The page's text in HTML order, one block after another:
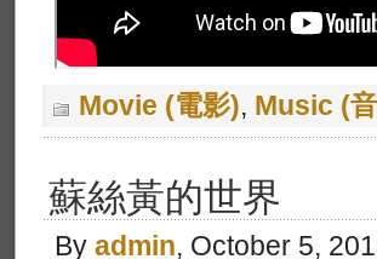
Movie (電影), Music (
蘇絲黃的世界
By admin, October 5,